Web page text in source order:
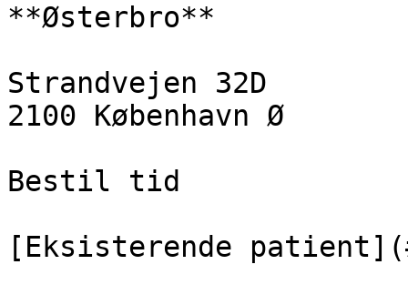
**Østerbro**
Strandvejen 32D
2100 København Ø
Bestil tid
[Eksisterende